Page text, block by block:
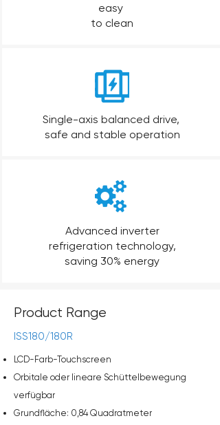
easy
to clean
Single-axis balanced drive,
safe and stable operation
Advanced inverter
refrigeration technology,
saving 30% energy
Product Range
ISS180/180R
LCD-Farb-Touchscreen
Orbitale oder lineare Schüttelbewegung
verfügbar
Grundfläche: 0,84 Quadratmeter